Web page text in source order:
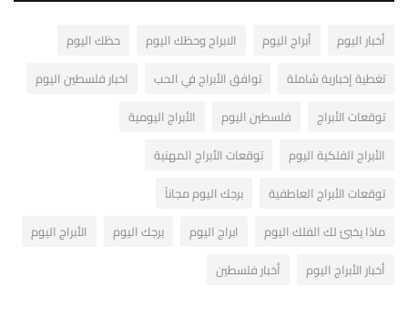
أخبار اليوم أبراج اليوم الابراج وحظك اليوم
حظك اليوم
تغطية إخبارية شاملة
توافق الأبراج في الحب
اخبار فلسطين اليوم
توقعات الأبراج
فلسطين اليوم
الأبراج اليومية
الأبراج الفلكية اليوم
توقعات الأبراج المهنية
توقعات الأبراج العاطفية
برجك اليوم مجاناً
ماذا يخبئ لك الفلك اليوم
ابراج اليوم برجك اليوم
الأبراج اليوم
أخبار الأبراج اليوم
أخبار فلسطين